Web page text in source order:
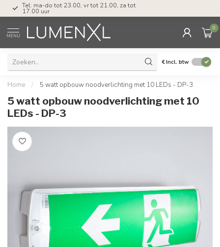
Tel: ma-do tot 23.00, vr tot 21.00, za tot
17.00 uur
MENU
0
€Incl. btw
Home / 5 watt opbouw noodverlichting met 10 LEDs - DP-3
5 watt opbouw noodverlichting met 10
LEDs - DP-3